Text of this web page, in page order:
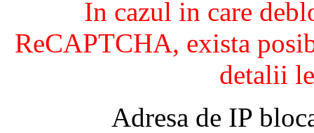
In cazul in care
ReCAPTCHA, exista
detalii
Adresa de IP